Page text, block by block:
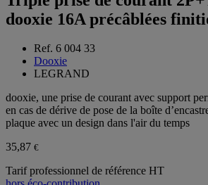
dooxie 16A précâblées
Ref. 6 004 33
Dooxie
LEGRAND
dooxie, une prise de courant avec support
en cas de dérive de pose de la boîte
plaque avec un design dans l'air du temps
35,87 €
Tarif professionnel de référence HT